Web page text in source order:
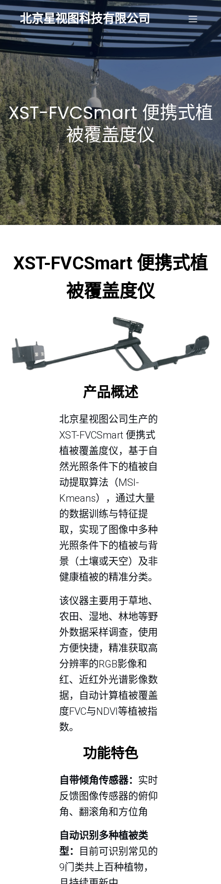
北京星视图科技有限公司
XST-FVCSmart 便携式植
被覆盖度仪
XST-FVCSmart 便携式植
被覆盖度仪
产品概述
北京星视图公司生产的
XST-FVCSmart 便携式
植被覆盖度仪，基于自
然光照条件下的植被自
动提取算法（MSI-
Kmeans），通过大量
的数据训练与特征提
取，实现了图像中多种
光照条件下的植被与背
景（土壤或天空）及非
健康植被的精准分类。
该仪器主要用于草地、
农田、湿地、林地等野
外数据采样调查，使用
方便快捷，精准获取高
分辨率的RGB影像和
红、近红外光谱影像数
据，自动计算植被覆盖
度FVC与NDVI等植被指
数。
功能特色
自带倾角传感器： 实时
反馈图像传感器的俯仰
角、翻滚角和方位角
自动识别多种植被类
型：
目前可识别常见的
9门类共上百种植物，